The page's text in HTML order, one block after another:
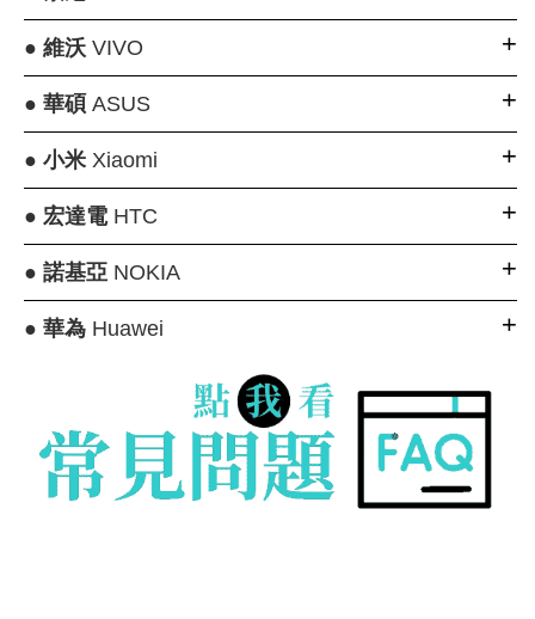
● 維沃VIVO
● 華碩 ASUS
● 小米Xiaomi
● 宏達電HTC
● 諾基亞NOKIA
● 華為Huawei